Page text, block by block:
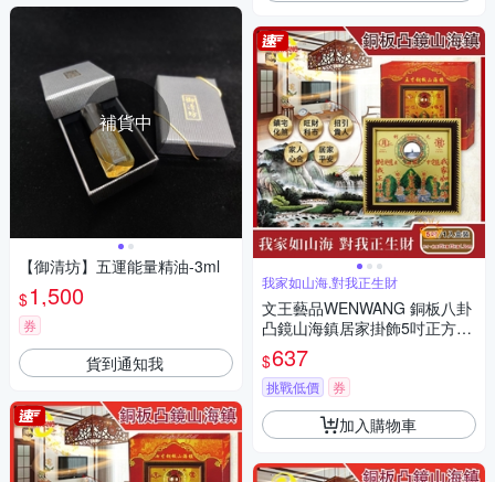
補貨中
【御清坊】五運能量精油-3ml
$1,500
券
貨到通知我
我家如山海,對我正生財
文王藝品WENWANG 銅板八卦
凸鏡山海鎮居家掛飾5吋正方形
1組
$637
挑戰低價 券
加入購物車